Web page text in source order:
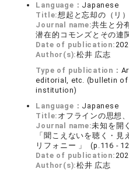
Language： Japanese
Title:想起と忘却の（リ
Journal name:共生と分
潜在的コモンズとその連
Date of publication:
Author(s):松井 広志
Type of publication：
editorial, etc. (bulletin of
institution)
Language： Japanese
Title: オフラインの思想
Journal name:未知を開
「聞こえないを聴く・見
リフォニー 」 (p.116 -
Date of publication:
Author(s):松井 広志